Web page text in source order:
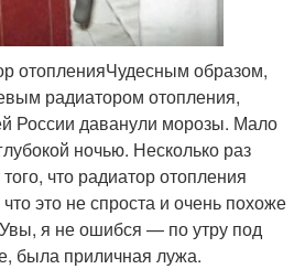
отопленияЧудесным образом,
радиатором отопления,
России даванули морозы. Мало
ночью. Несколько раз
что радиатор отопления
это не спроста и очень похоже
я не ошибся — по утру под
была приличная лужа.